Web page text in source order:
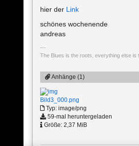
hier der Link
schönes wochenende
andreas
The Blues is the roots, everything else is
Anhänge (1)
Bild3_000.png
Typ: image/png
59-mal heruntergeladen
Größe: 2,37 MiB